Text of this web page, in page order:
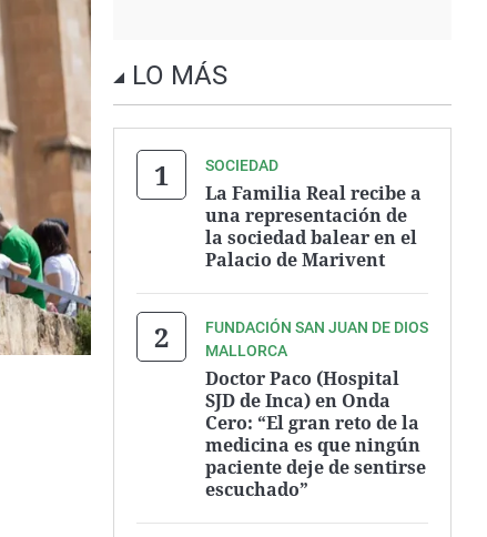
LO MÁS
SOCIEDAD
La Familia Real recibe a
una representación de
la sociedad balear en el
Palacio de Marivent
FUNDACIÓN SAN JUAN DE DIOS
MALLORCA
Doctor Paco (Hospital
SJD de Inca) en Onda
Cero: “El gran reto de la
medicina es que ningún
paciente deje de sentirse
escuchado”